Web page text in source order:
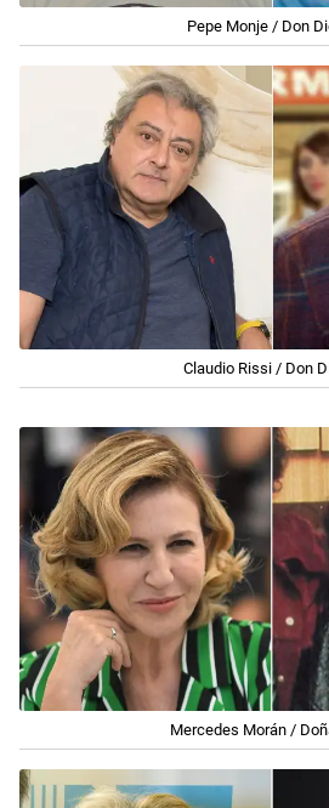
Pepe Monje / Don
Claudio Rissi / Don
Mercedes Morán /